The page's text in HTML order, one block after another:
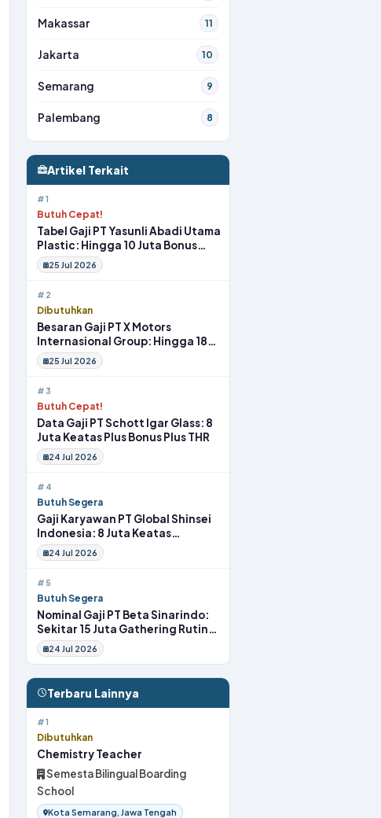
Makassar 11
Jakarta 10
Semarang 9
Palembang 8
Artikel Terkait
#1
Butuh Cepat!
Tabel Gaji PT Yasunli Abadi Utama
Plastic: Hingga 10 Juta Bonus
Melimpah Lengkap Tunjangan
25 Jul 2026
#2
Dibutuhkan
Besaran Gaji PT X Motors
Internasional Group: Hingga 18
Juta Gym Membership Makan
Siang
25 Jul 2026
#3
Butuh Cepat!
Data Gaji PT Schott Igar Glass: 8
Juta Keatas Plus Bonus Plus THR
24 Jul 2026
#4
Butuh Segera
Gaji Karyawan PT Global Shinsei
Indonesia: 8 Juta Keatas
Tunjangan Komplit Uang
Transport
24 Jul 2026
#5
Butuh Segera
Nominal Gaji PT Beta Sinarindo:
Sekitar 15 Juta Gathering Rutin
Insentif Rutin
24 Jul 2026
Terbaru Lainnya
#1
Dibutuhkan
Chemistry Teacher
Semesta Bilingual Boarding
School
Kota Semarang, Jawa Tengah